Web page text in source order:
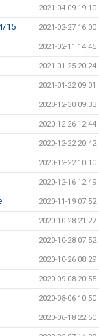
2021-04-09 19:10
15 2021-02-27 16:00
2021-02-11 14:45
2021-01-25 20:24
2021-01-22 09:01
2020-12-30 09:33
2020-12-26 12:44
2020-12-22 20:42
2020-12-22 10:10
2020-12-16 12:49
2020-11-19 07:52
2020-10-28 21:27
2020-10-28 07:52
2020-10-26 08:29
2020-09-08 20:55
2020-08-06 10:50
2020-06-18 22:50